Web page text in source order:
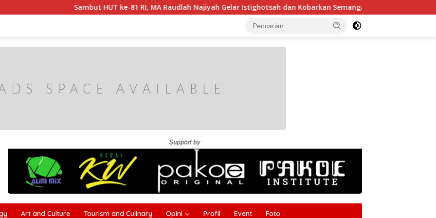
Sambut HUT ke-81 RI, MA Raudlah Najiyah Gelar Istighotsah dan Kobarkan Semangat Nasionalisme Siswa
Art and Culture Tourism and Culinary Opini Profil Event Foto